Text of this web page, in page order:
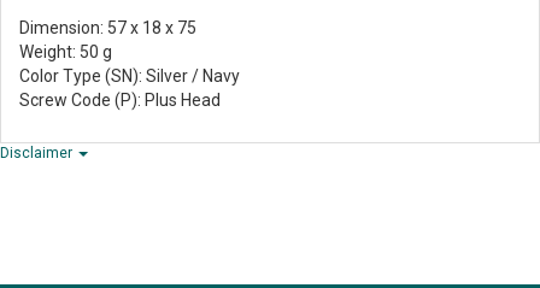
Dimension: 57 x 18 x 75
Weight: 50 g
Color Type (SN): Silver / Navy
Screw Code (P): Plus Head
Disclaimer